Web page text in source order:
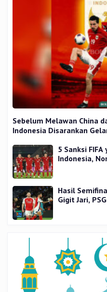
Sebelum Melawan China
Indonesia Disarankan
5 Sanksi
Indonesia,
Hasil
Gigit Jari,